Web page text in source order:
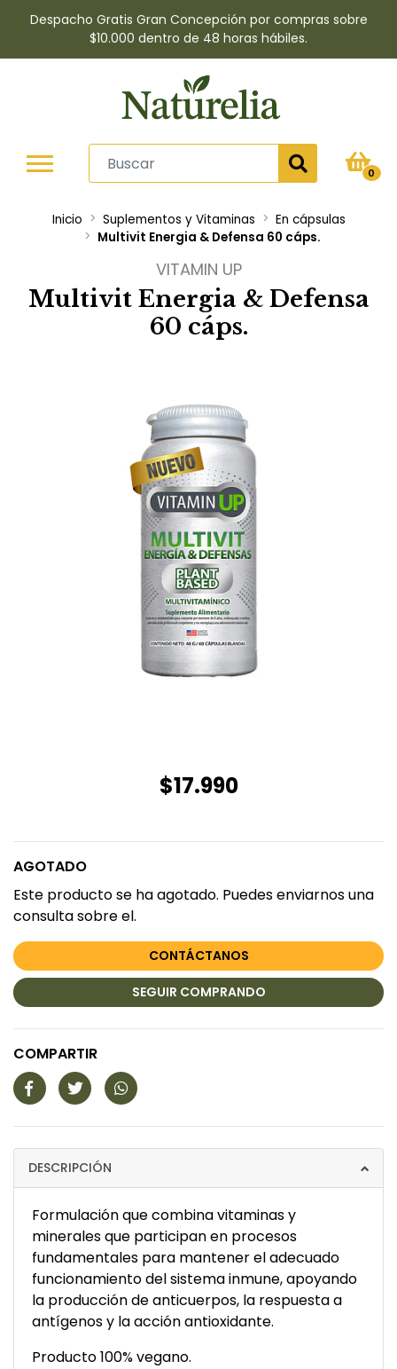
Despacho Gratis Gran Concepción por compras sobre
$10.000 dentro de 48 horas hábiles.
0
Inicio Suplementos y Vitaminas
En cápsulas
Multivit Energia & Defensa 60 cáps.
VITAMIN UP
Multivit Energia & Defensa
60 cáps.
$17.990
AGOTADO
Este producto se ha agotado. Puedes enviarnos una
consulta sobre el.
CONTÁCTANOS
SEGUIR COMPRANDO
COMPARTIR
DESCRIPCIÓN
Formulación que combina vitaminas y
minerales que participan en procesos
fundamentales para mantener el adecuado
funcionamiento del sistema inmune, apoyando
la producción de anticuerpos, la respuesta a
antígenos y la acción antioxidante.
Producto 100% vegano.